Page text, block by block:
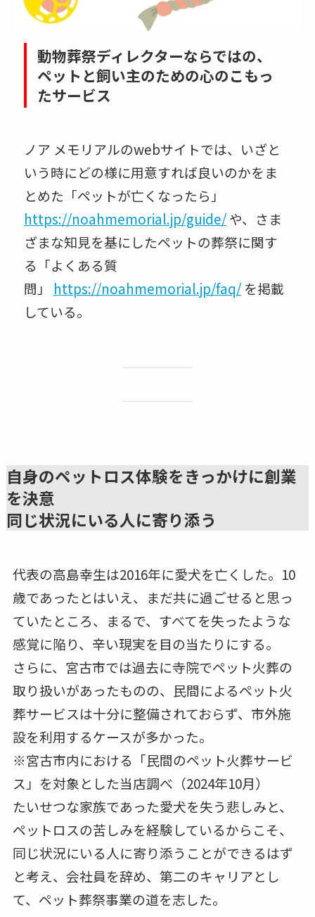
動物葬祭ディレクターならではの、
ペットと飼い主のための心のこもっ
たサービス
ノア メモリアルのwebサイトでは、いざと
いう時にどの様に用意すれば良いのかをま
とめた「ペットが亡くなったら」
https://noahmemorial.jp/guide/や、さま
ざまな知見を基にしたペットの葬祭に関す
る「よくある質
問」 https://noahmemorial.jp/faq/ を掲載
している。
自身のペットロス体験をきっかけに創業
を決意
同じ状況にいる人に寄り添う
代表の高島幸生は2016年に愛犬を亡くした。10
歳であったとはいえ、まだ共に過ごせると思っ
ていたところ、まるで、すべてを失ったような
感覚に陥り、辛い現実を目の当たりにする。
さらに、宮古市では過去に寺院でペット火葬の
取り扱いがあったものの、民間によるペット火
葬サービスは十分に整備されておらず、市外施
設を利用するケースが多かった。
※宮古市内における「民間のペット火葬サービ
ス」を対象とした当店調べ（2024年10月）
たいせつな家族であった愛犬を失う悲しみと、
ペットロスの苦しみを経験しているからこそ、
同じ状況にいる人に寄り添うことができるはず
と考え、会社員を辞め、第二のキャリアとし
て、ペット葬祭事業の道を志した。